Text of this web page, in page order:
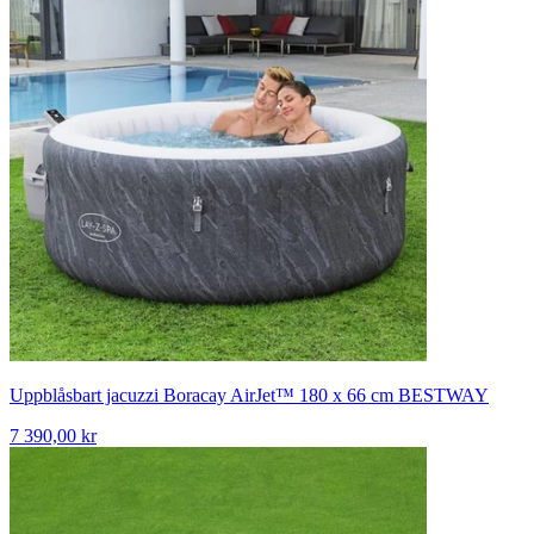
Uppblåsbart jacuzzi Boracay AirJet™ 180 x 66 cm BESTWAY
7 390,00 kr